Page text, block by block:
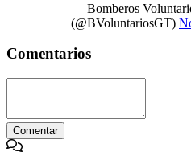
— Bomberos
(@BVoluntariosGT)
Comentarios
Comentar